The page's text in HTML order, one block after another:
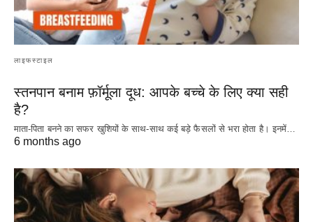
लाइफस्टाइल
स्तनपान बनाम फ़ॉर्मूला दूध: आपके बच्चे के लिए क्या सही
है?
माता-पिता बनने का सफर खुशियों के साथ-साथ कई बड़े फैसलों से भरा होता है। इनमें…
6 months ago